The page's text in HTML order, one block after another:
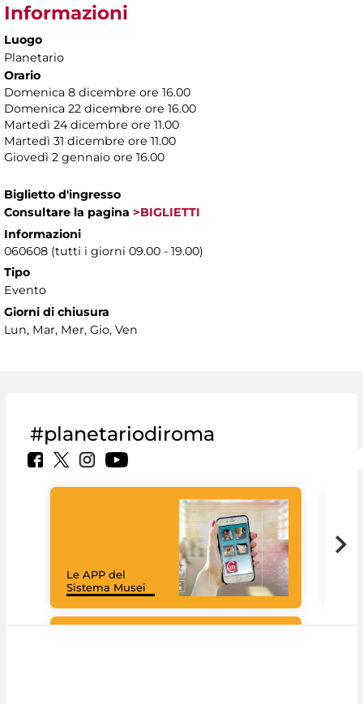
Informazioni
Luogo
Planetario
Orario
Domenica 8 dicembre ore 16.00
Domenica 22 dicembre ore 16.00
Martedì 24 dicembre ore 11.00
Martedì 31 dicembre ore 11.00
Giovedì 2 gennaio ore 16.00
Biglietto d'ingresso
Consultare la pagina >BIGLIETTI
Informazioni
060608 (tutti i giorni 09.00 - 19.00)
Tipo
Evento
Giorni di chiusura
Lun, Mar, Mer, Gio, Ven
#planetariodiroma
Le APP del
Sistema Musei